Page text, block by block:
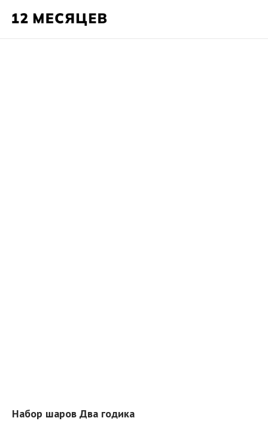
Набор шаров Два годика